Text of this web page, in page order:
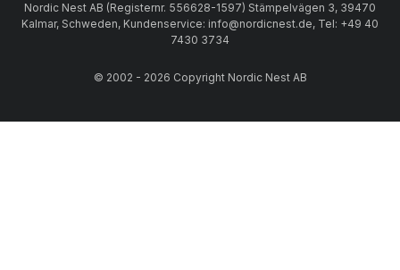
Nordic Nest AB (Registernr. 556628-1597) Stämpelvägen 3, 39470
Kalmar, Schweden, Kundenservice: info@nordicnest.de, Tel: +49 40
7430 3734
© 2002 - 2026 Copyright Nordic Nest AB